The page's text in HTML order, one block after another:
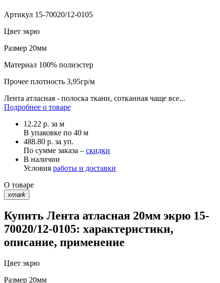
Артикул 15-70020/12-0105
Цвет экрю
Размер 20мм
Материал 100% полиэстер
Прочее плотность 3,95гр/м
Лента атласная - полоска ткани, сотканная чаще все...
Подробнее о товаре
12.22 р. за м
В упаковке по 40 м
488.80 р. за уп.
По сумме заказа – скидки
В наличии
Условия работы и доставки
О товаре
xmark
Купить Лента атласная 20мм экрю 15-
70020/12-0105: характеристики,
описание, применение
Цвет экрю
Размер 20мм